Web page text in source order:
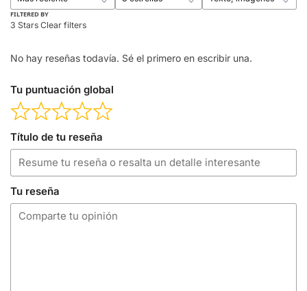
FILTERED BY
3 Stars Clear filters
No hay reseñas todavía. Sé el primero en escribir una.
Tu puntuación global
Título de tu reseña
Tu reseña